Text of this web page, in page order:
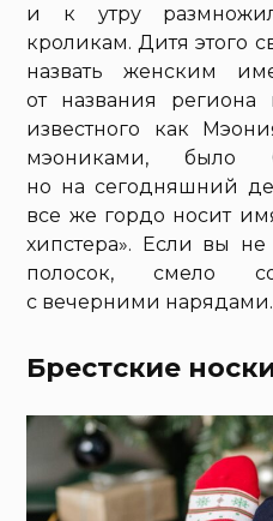
и к утру
кроликам. Дитя этого
назвать женским
от названия
известного как
мэониками,
но на сегодняшний
все же гордо носит
хипстера». Если вы
полосок, смело
с вечерними нарядами.
Брестские